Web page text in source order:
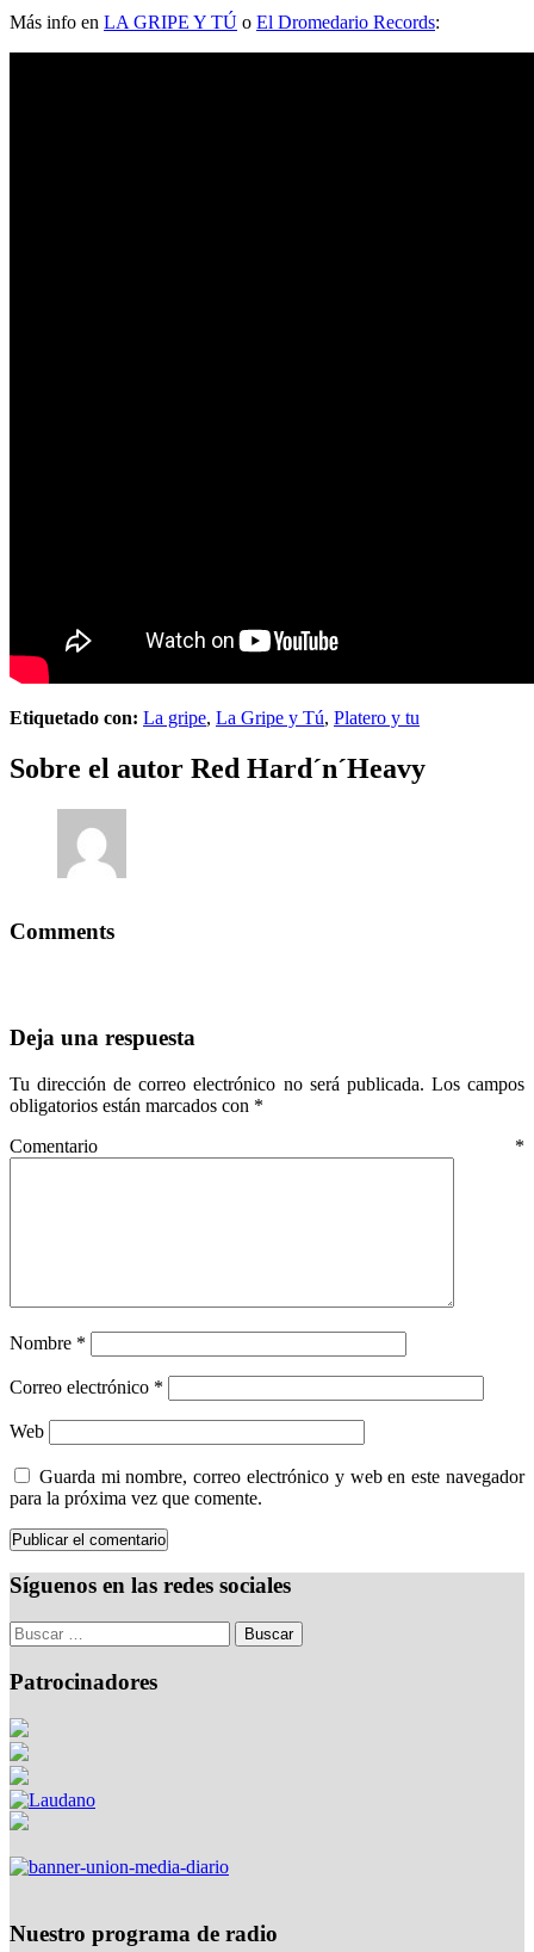
Más info en LA GRIPE Y TÚ o El Dromedario Records:
Etiquetado con: La gripe, La Gripe y Tú, Platero y tu
Sobre el autor Red Hard´n´Heavy
Comments
Deja una respuesta
Tu dirección de correo electrónico no será publicada. Los campos
obligatorios están marcados con *
Comentario *
Nombre *
Correo electrónico *
Web
Guarda mi nombre, correo electrónico y web en este navegador
para la próxima vez que comente.
Síguenos en las redes sociales
Patrocinadores
Nuestro programa de radio